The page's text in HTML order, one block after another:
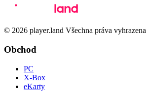
© 2026 player.land Všechna práva vyhrazena
Obchod
PC
X-Box
eKarty